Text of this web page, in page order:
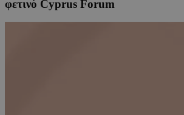
φετινό Cyprus Forum